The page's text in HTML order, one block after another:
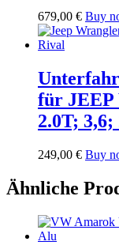
679,00 € Buy
für
2.0T; 3,6;
249,00 € Buy
Ähnliche